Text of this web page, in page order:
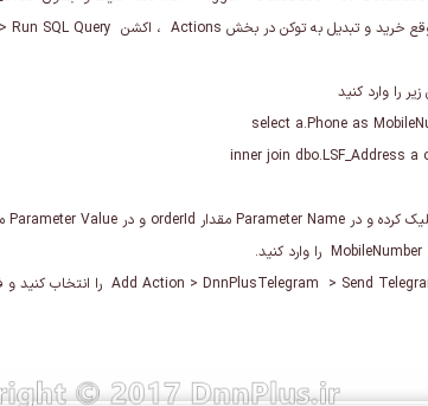
inner join dbo.LSF_Address
Add Action > DnnPlusTelegram > Send را انتخاب کنید و